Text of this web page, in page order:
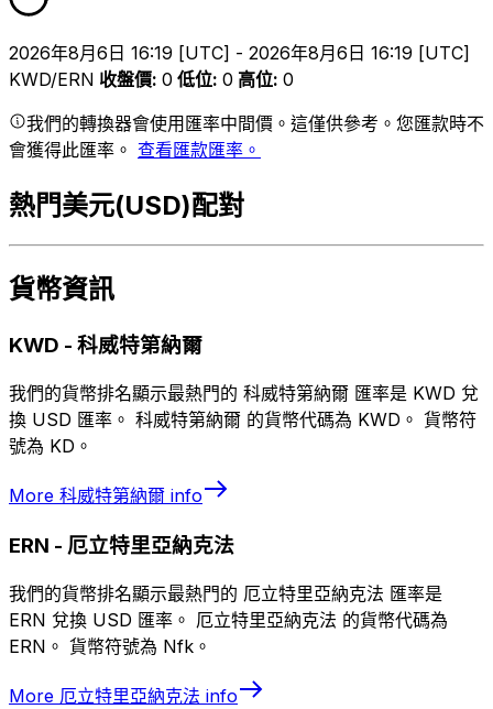
2026年8月6日 16:19 [UTC] - 2026年8月6日 16:19 [UTC]
KWD/ERN 收盤價: 0 低位: 0 高位: 0
我們的轉換器會使用匯率中間價。這僅供參考。您匯款時不
會獲得此匯率。 查看匯款匯率。
熱門美元(USD)配對
貨幣資訊
KWD - 科威特第納爾
我們的貨幣排名顯示最熱門的 科威特第納爾 匯率是 KWD 兌
換 USD 匯率。 科威特第納爾 的貨幣代碼為 KWD。 貨幣符
號為 KD。
More 科威特第納爾 info
ERN - 厄立特里亞納克法
我們的貨幣排名顯示最熱門的 厄立特里亞納克法 匯率是
ERN 兌換 USD 匯率。 厄立特里亞納克法 的貨幣代碼為
ERN。 貨幣符號為 Nfk。
More 厄立特里亞納克法 info